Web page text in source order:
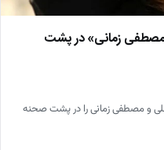
زمانی» در پشت
و مصطفی زمانی را در پشت صحنه